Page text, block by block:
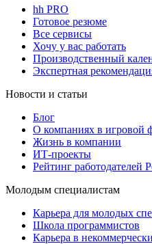
hh PRO
Готовое резюме
Все сервисы
Хочу у вас работать
Производственный
Экспертная
Новости и статьи
Блог
О компаниях в игровой
Жизнь в компании
ИТ-проекты
Рейтинг работодателей
Молодым специалистам
Карьера для молодых
Школа программистов
Карьера в